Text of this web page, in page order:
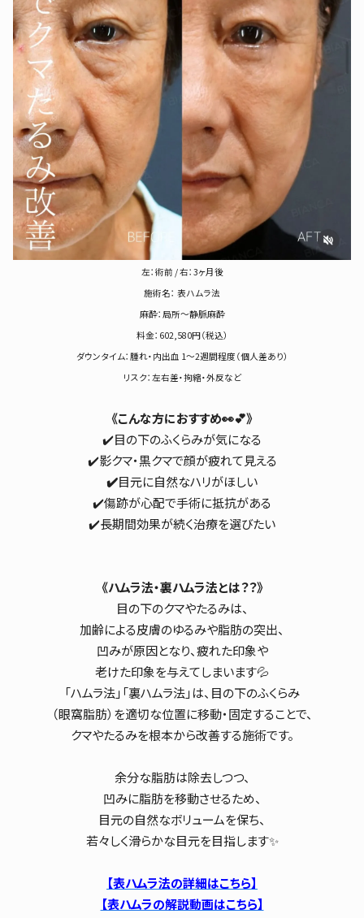
左：術前 / 右：3ヶ月後
施術名： 表ハムラ法
麻酔：局所～静脈麻酔
料金：602,580円（税込）
ダウンタイム：腫れ・内出血 1〜2週間程度（個人差あり）
リスク：左右差・拘縮・外反など
《こんな方におすすめ👀💕》
✔️目の下のふくらみが気になる
✔️影クマ・黒クマで顔が疲れて見える
✔️目元に自然なハリがほしい
✔️傷跡が心配で手術に抵抗がある
✔️長期間効果が続く治療を選びたい
《ハムラ法・裏ハムラ法とは？？》
目の下のクマやたるみは、
加齢による皮膚のゆるみや脂肪の突出、
凹みが原因となり、疲れた印象や
老けた印象を与えてしまいます💦
「ハムラ法」「裏ハムラ法」は、目の下のふくらみ
（眼窩脂肪）を適切な位置に移動・固定することで、
クマやたるみを根本から改善する施術です。
余分な脂肪は除去しつつ、
凹みに脂肪を移動させるため、
目元の自然なボリュームを保ち、
若々しく滑らかな目元を目指します✨
【表ハムラ法の詳細はこちら】
【表ハムラの解説動画はこちら】